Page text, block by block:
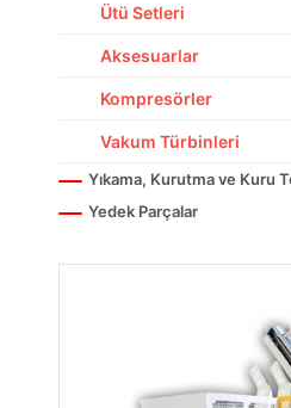
Ütü Setleri
Aksesuarlar
Kompresörler
Vakum Türbinleri
Yıkama, Kurutma ve Kuru
Yedek Parçalar